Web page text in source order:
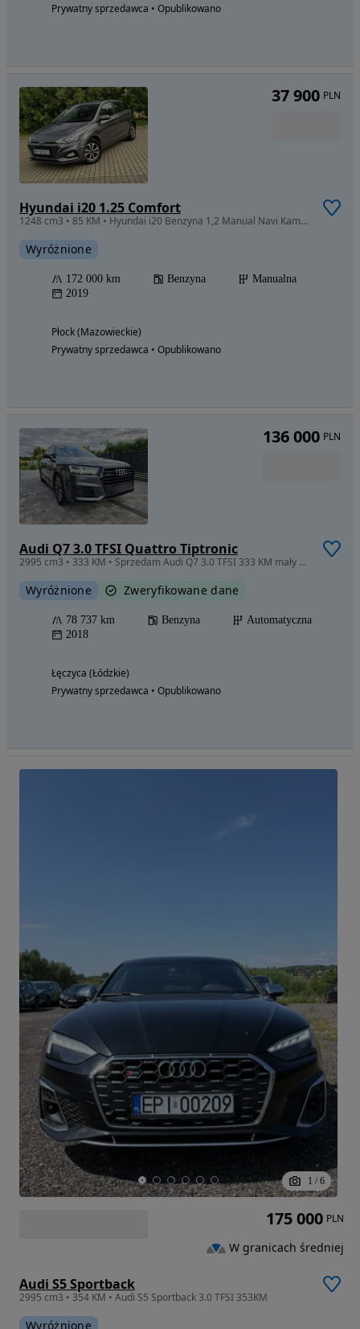
Prywatny sprzedawca • Opublikowano
Hyundai i20 1.25 Comfort
1248 cm3 • 85 KM • Hyundai i20 Benzyna 1,2 Manual Navi Kamera
Wyróżnione
172 000 km Benzyna
Manualna
2019
Płock (Mazowieckie)
Prywatny sprzedawca • Opublikowano
37 900 PLN
Audi Q7 3.0 TFSI Quattro Tiptronic
2995 cm3 • 333 KM • Sprzedam Audi Q7 3.0 TFSI 333 KM mały przebieg bogata wersja
Wyróżnione Zweryfikowane dane
78 737 km Benzyna
Automatyczna
2018
Łęczyca (Łódzkie)
Prywatny sprzedawca • Opublikowano
136 000 PLN
1 / 6
Audi S5 Sportback
2995 cm3 • 354 KM • Audi S5 Sportback 3.0 TFSI 353KM
Wyróżnione
175 000 PLN
W granicach średniej